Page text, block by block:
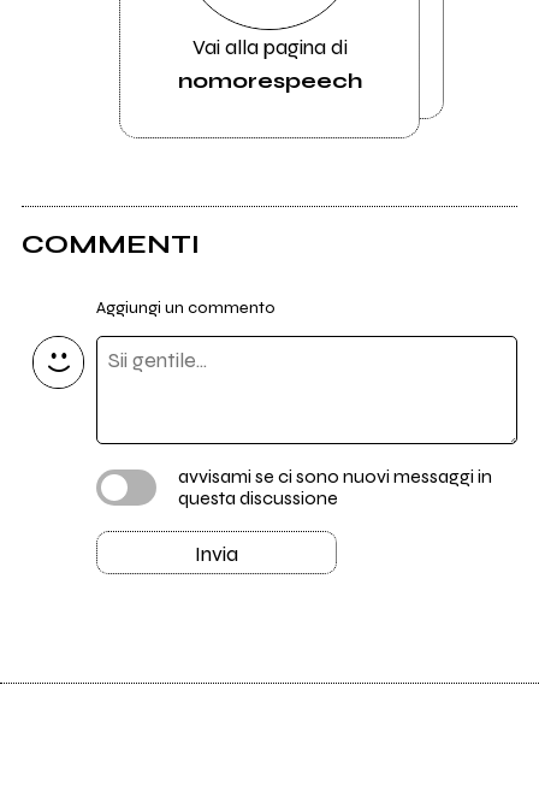
Vai alla pagina di
nomorespeech
COMMENTI
Aggiungi un commento
avvisami se ci sono nuovi messaggi in
questa discussione
Invia